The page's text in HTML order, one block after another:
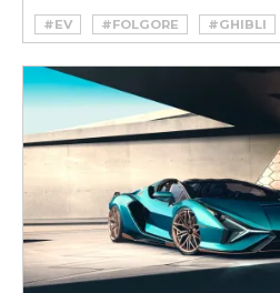
#EV #FOLGORE
#GHIBLI
#GHIBLI HYBRID
#GRECALE
#LEVANTE
#MASERATI
#TROFEO
#VELOCEKW